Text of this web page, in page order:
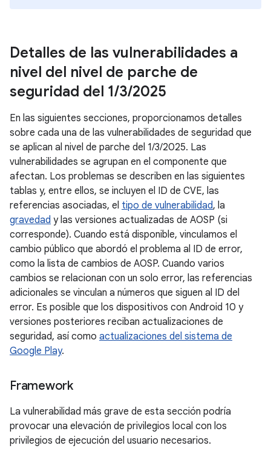
Detalles de las vulnerabilidades a
nivel del nivel de parche de
seguridad del 1/3/2025
En las siguientes secciones, proporcionamos detalles
sobre cada una de las vulnerabilidades de seguridad que
se aplican al nivel de parche del 1/3/2025. Las
vulnerabilidades se agrupan en el componente que
afectan. Los problemas se describen en las siguientes
tablas y, entre ellos, se incluyen el ID de CVE, las
referencias asociadas, el tipo de vulnerabilidad, la
gravedad y las versiones actualizadas de AOSP (si
corresponde). Cuando está disponible, vinculamos el
cambio público que abordó el problema al ID de error,
como la lista de cambios de AOSP. Cuando varios
cambios se relacionan con un solo error, las referencias
adicionales se vinculan a números que siguen al ID del
error. Es posible que los dispositivos con Android 10 y
versiones posteriores reciban actualizaciones de
seguridad, así como actualizaciones del sistema de
Google Play.
Framework
La vulnerabilidad más grave de esta sección podría
provocar una elevación de privilegios local con los
privilegios de ejecución del usuario necesarios.